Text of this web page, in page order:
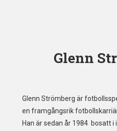
Glenn
Glenn Strömberg är
en framgångsrik
Han är sedan år 1984 bosatt